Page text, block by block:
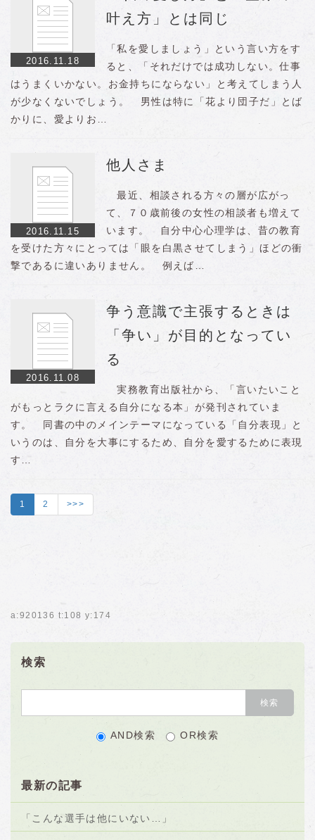
2016.11.18
叶え方」とは同じ
「私を愛しましょう」という言い方をす
ると、「それだけでは成功しない。仕事
はうまくいかない。お金持ちにならない」と考えてしまう人
が少なくないでしょう。 男性は特に「花より団子だ」とば
かりに、愛よりお…
2016.11.15
他人さま
最近、相談される方々の層が広がっ
て、７０歳前後の女性の相談者も増えて
います。 自分中心心理学は、昔の教育
を受けた方々にとっては「眼を白黒させてしまう」ほどの衝
撃であるに違いありません。 例えば…
2016.11.08
争う意識で主張するときは
「争い」が目的となってい
る
実務教育出版社から、「言いたいこと
がもっとラクに言える自分になる本」が発刊されていま
す。 同書の中のメインテーマになっている「自分表現」と
いうのは、自分を大事にするため、自分を愛するために表現
す…
1 2 >>>
a:920136 t:108 y:174
検索
AND検索 OR検索
最新の記事
「こんな選手は他にいない…」